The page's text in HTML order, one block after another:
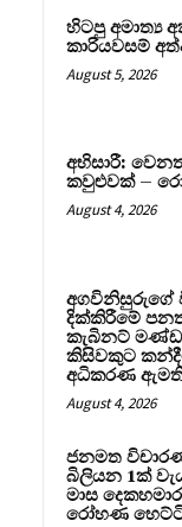
හිටපු අමාත්‍ය
කාරියවසම්
August 5, 2026
අභිසාරී:
කවුළුවක් –
August 4, 2026
අගවිනිසුරුගේ
දික්කිරීමේ
කැබිනට්
කිසිවකුට
අධිකරණ
August 4, 2026
ජනමත
බිලියන 1ක්
මාස
රෝහණ